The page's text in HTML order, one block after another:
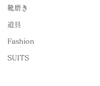
靴磨き
道具
Fashion
SUITS